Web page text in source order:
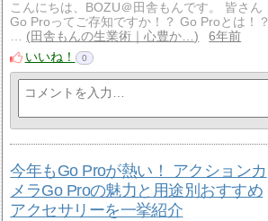
こんにちは、BOZU＠田舎もんです。 皆さん
Go Proってご存知ですか！？ Go Proとは！？
…
田舎もんの生業術｜心豊か…
6年前
いいね！
0
今年もGo Proが熱い！ アクションカ
メラGo Proの魅力と用途別おすすめ
アクセサリーを一挙紹介